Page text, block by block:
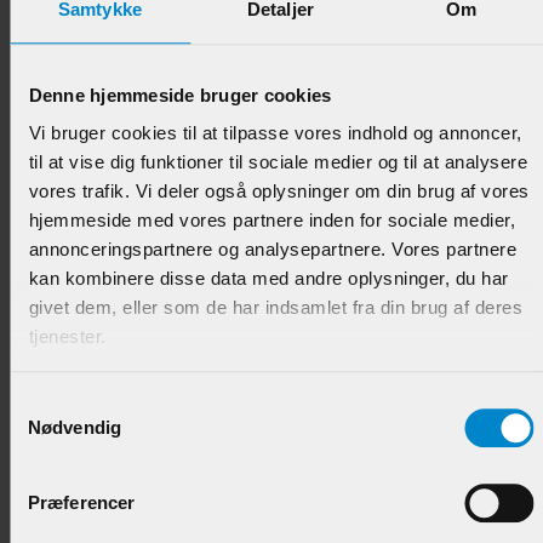
Samtykke Detaljer Om
Denne hjemmeside bruger cookies
Vi bruger cookies til at tilpasse vores indhold og annoncer,
til at vise dig funktioner til sociale medier og til at analysere
vores trafik. Vi deler også oplysninger om din brug af vores
hjemmeside med vores partnere inden for sociale medier,
annonceringspartnere og analysepartnere. Vores partnere
kan kombinere disse data med andre oplysninger, du har
givet dem, eller som de har indsamlet fra din brug af deres
tjenester.
Nødvendig
Præferencer
Skabsliste m / hulkehl & staf - 15 x 21 mm
Hvidmalet Fyr
Varenr.:902372
64,95 DKK/M
Glasfalsliste m / 20 mm fals - 10 x 28 mm Teak -